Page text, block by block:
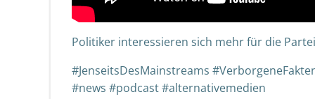
Politiker interessieren sich mehr für die
#JenseitsDesMainstreams
#news #podcast #alternativemedien